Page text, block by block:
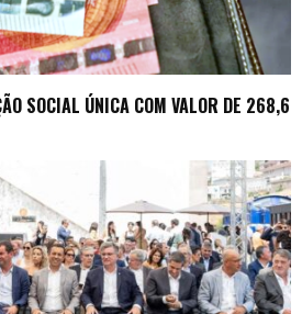
SOCIAL ÚNICA COM VALOR DE 268,6